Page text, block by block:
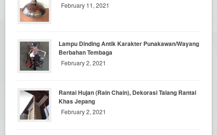
February 11, 2021
Lampu Dinding Antik Karakter Punakawan/Wayang
Berbahan Tembaga
February 2, 2021
Rantai Hujan (Rain Chain), Dekorasi Talang Rantai
Khas Jepang
February 2, 2021